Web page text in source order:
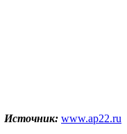
Источник: www.ap22.ru